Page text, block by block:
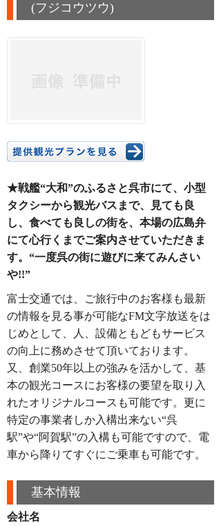
(フジコウツウ)
★戦艦“大和”のふるさと呉市にて、小型
タクシーから観光バスまで、見ても良
し、食べても良しの街を、本場の広島弁
にて心行くまでご案内させていただきま
す。“一度呉の街に遊びに来てみんさい
や!!”
富士交通では、ご旅行中のお客様も最新
の情報を見る事が可能なFM文字放送をは
じめとして、人、設備ともどもサービス
の向上に務めさせて頂いております。
又、創業50年以上の強みを活かして、基
本の観光コースにお客様の要望を取り入
れたオリジナルコースも可能です。更に
特定の事業者しか入構出来ない“呉
駅”や“阿賀駅”の入構も可能ですので、電
車から降りてすぐにご乗車も可能です。
基本情報
会社名